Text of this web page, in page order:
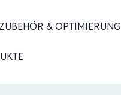
ZUBEHÖR & OPTIMIERUNG